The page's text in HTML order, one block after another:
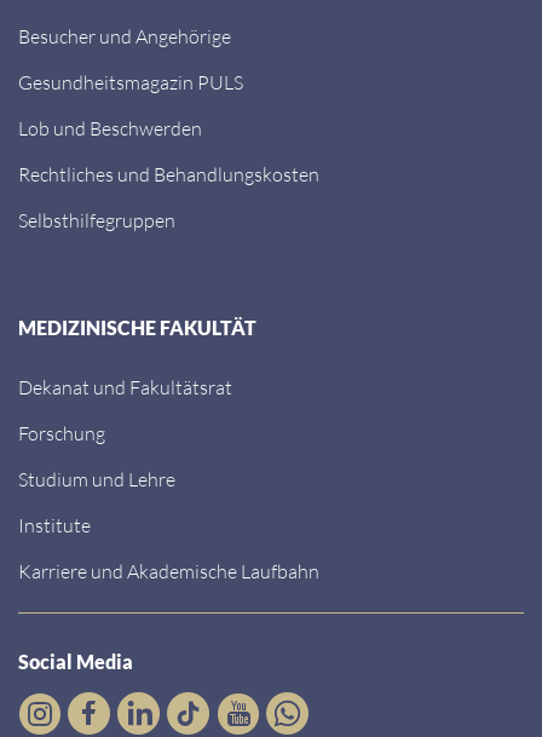
Besucher und Angehörige
Gesundheitsmagazin PULS
Lob und Beschwerden
Rechtliches und Behandlungskosten
Selbsthilfegruppen
MEDIZINISCHE FAKULTÄT
Dekanat und Fakultätsrat
Forschung
Studium und Lehre
Institute
Karriere und Akademische Laufbahn
Social Media